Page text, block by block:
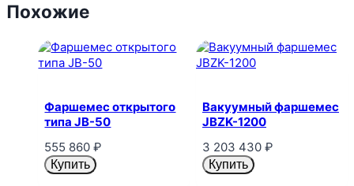
Похожие
Фаршемес открытого
типа JB-50
555 860₽
Купить
Вакуумный фаршемес
JBZK-1200
3 203 430 ₽
Купить